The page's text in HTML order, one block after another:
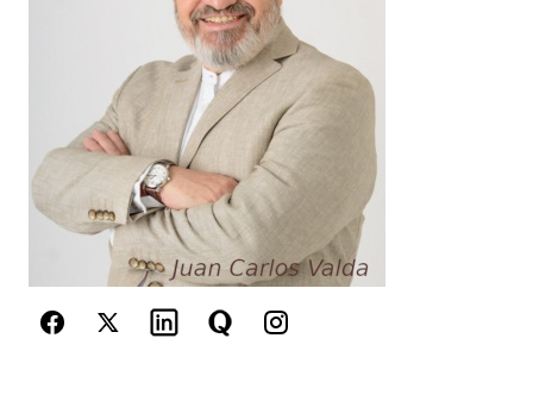
Guarda mi nombre, correo electrónico y web en
este navegador para la próxima vez que
comente.
Este sitio esta protegido por
reCAPTCHA y laPolítica de
privacidady losTérminos del servicio
de Google se aplican.